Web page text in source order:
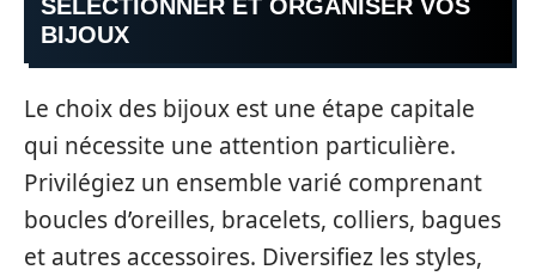
SÉLECTIONNER ET ORGANISER VOS
BIJOUX
Le choix des bijoux est une étape capitale
qui nécessite une attention particulière.
Privilégiez un ensemble varié comprenant
boucles d’oreilles, bracelets, colliers, bagues
et autres accessoires. Diversifiez les styles,